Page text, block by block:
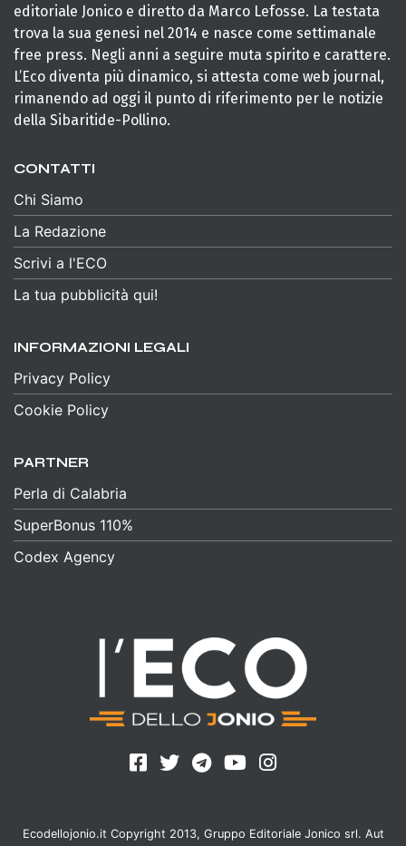
editoriale Jonico e diretto da Marco Lefosse. La testata
trova la sua genesi nel 2014 e nasce come settimanale
free press. Negli anni a seguire muta spirito e carattere.
L’Eco diventa più dinamico, si attesta come web journal,
rimanendo ad oggi il punto di riferimento per le notizie
della Sibaritide-Pollino.
CONTATTI
Chi Siamo
La Redazione
Scrivi a l'ECO
La tua pubblicità qui!
INFORMAZIONI LEGALI
Privacy Policy
Cookie Policy
PARTNER
Perla di Calabria
SuperBonus 110%
Codex Agency
Ecodellojonio.it Copyright 2013, Gruppo Editoriale Jonico srl. Aut